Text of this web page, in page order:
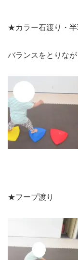
★カラー石渡り・
バランスをとりな
★フープ渡り